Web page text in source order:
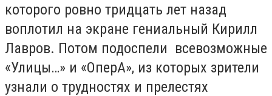
которого ровно тридцать лет назад
воплотил на экране гениальный Кирилл
Лавров. Потом подоспели всевозможные
«Улицы…» и «ОперА», из которых зрители
узнали о трудностях и прелестях